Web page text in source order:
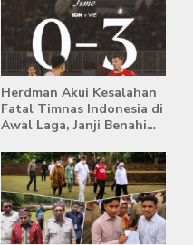
Herdman Akui Kesalahan
Fatal Timnas Indonesia di
Awal Laga, Janji Benahi
Singapura